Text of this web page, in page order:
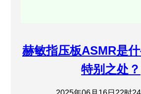
赫敏指压板ASMR是
特别之处？